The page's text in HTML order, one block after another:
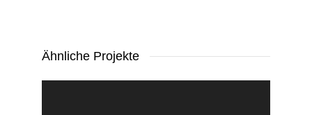
Ähnliche Projekte